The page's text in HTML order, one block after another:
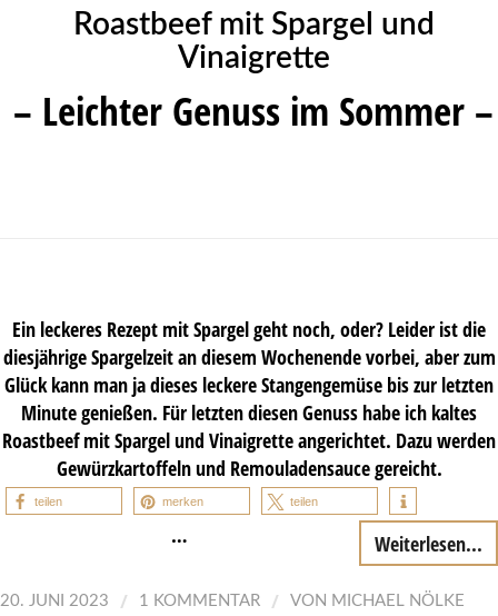
Roastbeef mit Spargel und
Vinaigrette
– Leichter Genuss im Sommer –
Ein leckeres Rezept mit Spargel geht noch, oder? Leider ist die
diesjährige Spargelzeit an diesem Wochenende vorbei, aber zum
Glück kann man ja dieses leckere Stangengemüse bis zur letzten
Minute genießen. Für letzten diesen Genuss habe ich kaltes
Roastbeef mit Spargel und Vinaigrette angerichtet. Dazu werden
Gewürzkartoffeln und Remouladensauce gereicht.
teilen merken teilen
… Weiterlesen...
20. JUNI 2023 / 1 KOMMENTAR / VON MICHAEL NÖLKE